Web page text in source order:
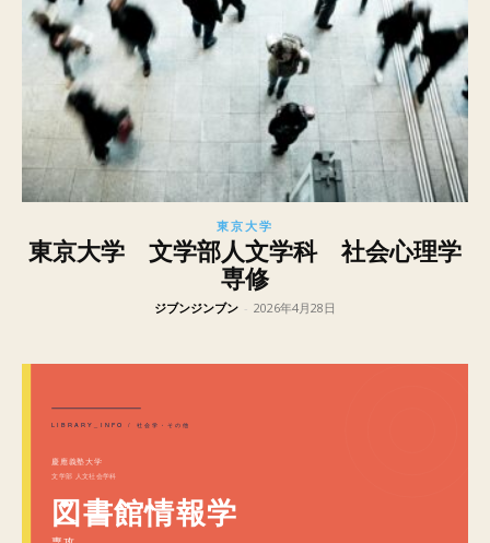
東京大学
東京大学 文学部人文学科 社会心理学
専修
ジブンジンブン - 2026年4月28日